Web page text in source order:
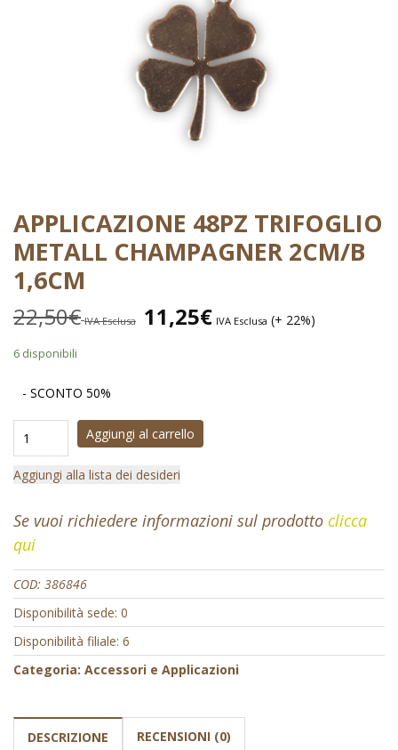
APPLICAZIONE 48PZ TRIFOGLIO
METALL CHAMPAGNER 2CM/B
1,6CM
22,50€ IVA Esclusa 11,25€ IVA Esclusa (+ 22%)
6 disponibili
- SCONTO 50%
Aggiungi al carrello
Aggiungi alla lista dei desideri
Se vuoi richiedere informazioni sul prodotto clicca
qui
COD: 386846
Disponibilità sede: 0
Disponibilità filiale: 6
Categoria: Accessori e Applicazioni
DESCRIZIONE RECENSIONI (0)